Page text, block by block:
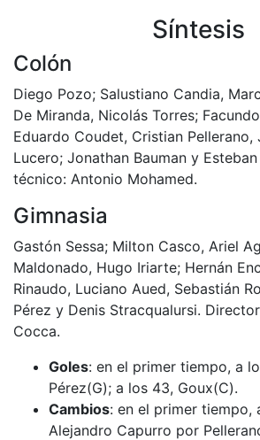
Síntesis
Colón
Diego Pozo; Salustiano Candia,
De Miranda, Nicolás Torres;
Eduardo Coudet, Cristian Pellerano,
Lucero; Jonathan Bauman y
técnico: Antonio Mohamed.
Gimnasia
Gastón Sessa; Milton Casco, Ariel
Maldonado, Hugo Iriarte; Hernán
Rinaudo, Luciano Aued, Sebastián
Pérez y Denis Stracqualursi.
Cocca.
Goles: en el primer tiempo, a
Pérez(G); a los 43, Goux(C).
Cambios: en el primer tiempo,
Alejandro Capurro por